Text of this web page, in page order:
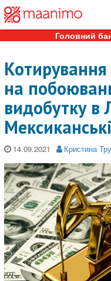
Головний
на
видобутку в
14.09.2021 Кристина